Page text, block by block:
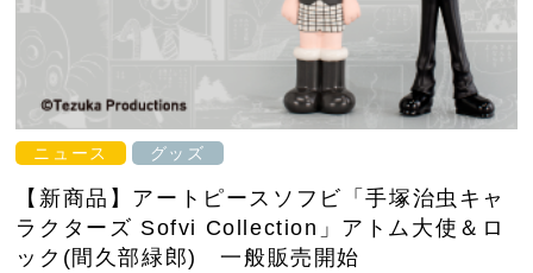
ニュース グッズ
【新商品】アートピースソフビ「手塚治虫キャ
ラクターズ Sofvi Collection」アトム大使＆ロ
ック(間久部緑郎) 一般販売開始